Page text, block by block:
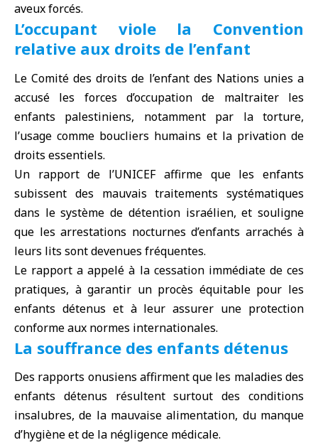
aveux forcés.
L’occupant viole la Convention
relative aux droits de l’enfant
Le Comité des droits de l’enfant des Nations unies a
accusé les forces d’occupation de maltraiter les
enfants palestiniens, notamment par la torture,
l’usage comme boucliers humains et la privation de
droits essentiels.
Un rapport de l’UNICEF affirme que les enfants
subissent des mauvais traitements systématiques
dans le système de détention israélien, et souligne
que les arrestations nocturnes d’enfants arrachés à
leurs lits sont devenues fréquentes.
Le rapport a appelé à la cessation immédiate de ces
pratiques, à garantir un procès équitable pour les
enfants détenus et à leur assurer une protection
conforme aux normes internationales.
La souffrance des enfants détenus
Des rapports onusiens affirment que les maladies des
enfants détenus résultent surtout des conditions
insalubres, de la mauvaise alimentation, du manque
d’hygiène et de la négligence médicale.